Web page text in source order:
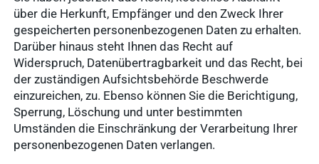
gründen
Ergebnisse
anzeigen
Mitgliedschaft
Tierarzt24.de
vetsoft.one
vetat.work
basics4vets
über die Herkunft, Empfänger und den Zweck Ihrer
gespeicherten personenbezogenen Daten zu erhalten.
Darüber hinaus steht Ihnen das Recht auf
Widerspruch, Datenübertragbarkeit und das Recht, bei
der zuständigen Aufsichtsbehörde Beschwerde
einzureichen, zu. Ebenso können Sie die Berichtigung,
Sperrung, Löschung und unter bestimmten
Umständen die Einschränkung der Verarbeitung Ihrer
personenbezogenen Daten verlangen.